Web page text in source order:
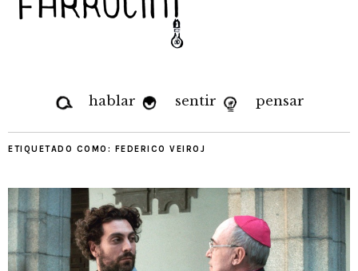
hablar sentir pensar
ETIQUETADO COMO: FEDERICO VEIROJ